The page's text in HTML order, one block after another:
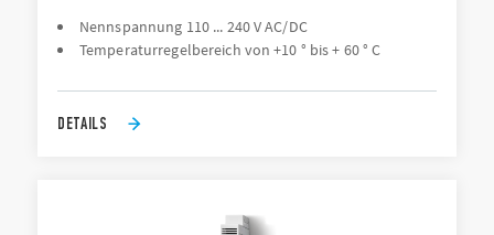
Nennspannung 110 ... 240 V AC/DC
Temperaturregelbereich von +10 ° bis + 60 ° C
DETAILS